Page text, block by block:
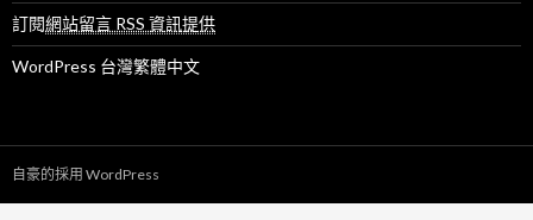
訂閱網站留言 RSS 資訊提供
WordPress 台灣繁體中文
自豪的採用 WordPress